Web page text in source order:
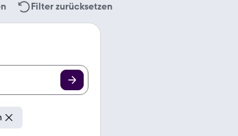
Filter zurücksetzen